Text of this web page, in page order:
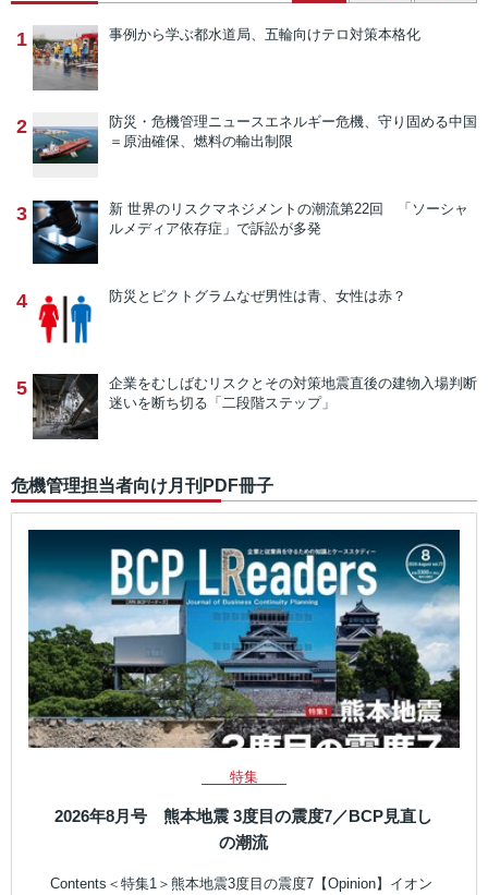
1 事例から学ぶ都水道局、五輪向けテロ対策本格化
2 防災・危機管理ニュースエネルギー危機、守り固める中国
＝原油確保、燃料の輸出制限
3 新 世界のリスクマネジメントの潮流第22回 「ソーシャ
ルメディア依存症」で訴訟が多発
4 防災とピクトグラムなぜ男性は青、女性は赤？
5 企業をむしばむリスクとその対策地震直後の建物入場判断
迷いを断ち切る「二段階ステップ」
危機管理担当者向け月刊PDF冊子
特集
2026年8月号 熊本地震 3度目の震度7／BCP見直し
の潮流
Contents＜特集1＞熊本地震3度目の震度7【Opinion】イオン